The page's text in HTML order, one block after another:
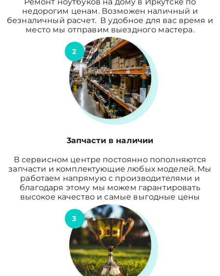
недорогим ценам. Возможен наличный и
безналичный расчет. В удобное для вас время и
место мы отправим выездного мастера.
2
3апчасти в наличии
В сервисном центре постоянно пополняются
запчасти и комплектующие любых моделей. Мы
работаем напрямую с производителями и
благодаря этому мы можем гарантировать
высокое качество и самые выгодные цены
3